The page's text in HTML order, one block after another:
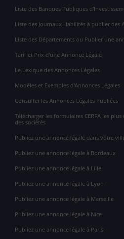
Liste des Banques Publiques
Liste des Journaux Habilités à publier des
Liste des Départements ou Publier une
Tarif et Prix d'une Annonce Légale
Le Lexique des Annonces Légales
Modèles et Exemples d'Annonces Légales
Consulter les Annonces Légales Publiées
Télécharger les formulaires CERFA les
des sociétés
Publiez une annonce légale dans votre
Publiez une annonce légale à Bordeaux
Publiez une annonce légale à Lille
Publiez une annonce légale à Lyon
Publiez une annonce légale à Marseille
Publiez une annonce légale à Nice
Publiez une annonce légale à Paris